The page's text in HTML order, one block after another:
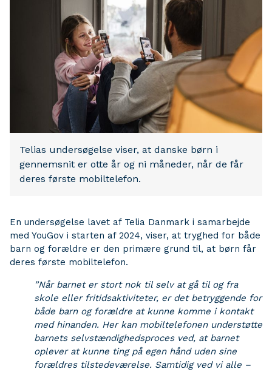
Telias undersøgelse viser, at danske børn i
gennemsnit er otte år og ni måneder, når de får
deres første mobiltelefon.
En undersøgelse lavet af Telia Danmark i samarbejde
med YouGov i starten af 2024, viser, at tryghed for både
barn og forældre er den primære grund til, at børn får
deres første mobiltelefon.
”Når barnet er stort nok til selv at gå til og fra
skole eller fritidsaktiviteter, er det betryggende for
både barn og forældre at kunne komme i kontakt
med hinanden. Her kan mobiltelefonen understøtte
barnets selvstændighedsproces ved, at barnet
oplever at kunne ting på egen hånd uden sine
forældres tilstedeværelse. Samtidig ved vi alle –